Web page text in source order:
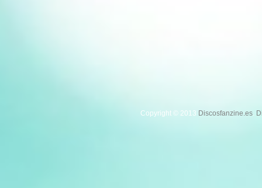
Copyright © 2013 Discosfanzine.es.